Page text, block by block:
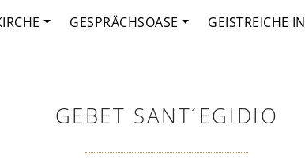
GESPRÄCHSOASE GEISTREICHE
GEBET SANT´EGIDIO